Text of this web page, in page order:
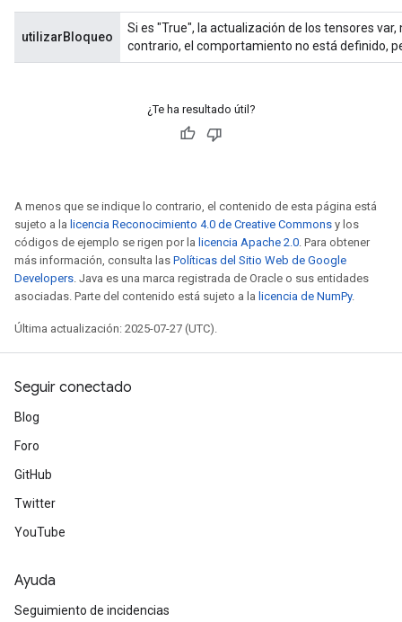
utilizarBloqueo
Si es "True", la actualización de los tensores
contrario, el comportamiento no está definido,
¿Te ha resultado útil?
A menos que se indique lo contrario, el contenido de esta página está
sujeto a la licencia Reconocimiento 4.0 de Creative Commons y los
códigos de ejemplo se rigen por la licencia Apache 2.0. Para obtener
más información, consulta las Políticas del Sitio Web de Google
Developers. Java es una marca registrada de Oracle o sus entidades
asociadas. Parte del contenido está sujeto a la licencia de NumPy.
Última actualización: 2025-07-27 (UTC).
Seguir conectado
Blog
Foro
GitHub
Twitter
YouTube
Ayuda
Seguimiento de incidencias